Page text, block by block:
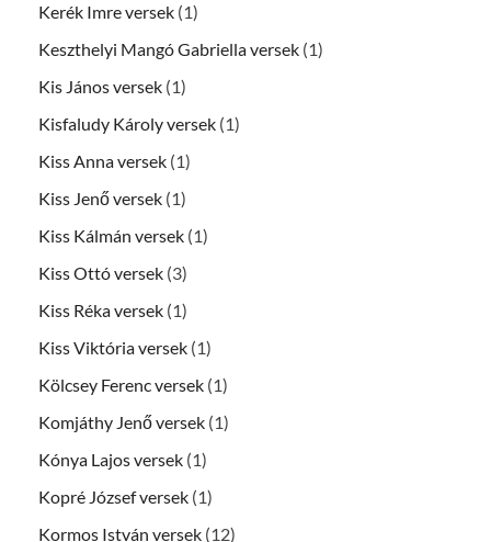
Kerék Imre versek (1)
Keszthelyi Mangó Gabriella versek (1)
Kis János versek (1)
Kisfaludy Károly versek (1)
Kiss Anna versek (1)
Kiss Jenő versek (1)
Kiss Kálmán versek (1)
Kiss Ottó versek (3)
Kiss Réka versek (1)
Kiss Viktória versek (1)
Kölcsey Ferenc versek (1)
Komjáthy Jenő versek (1)
Kónya Lajos versek (1)
Kopré József versek (1)
Kormos István versek (12)